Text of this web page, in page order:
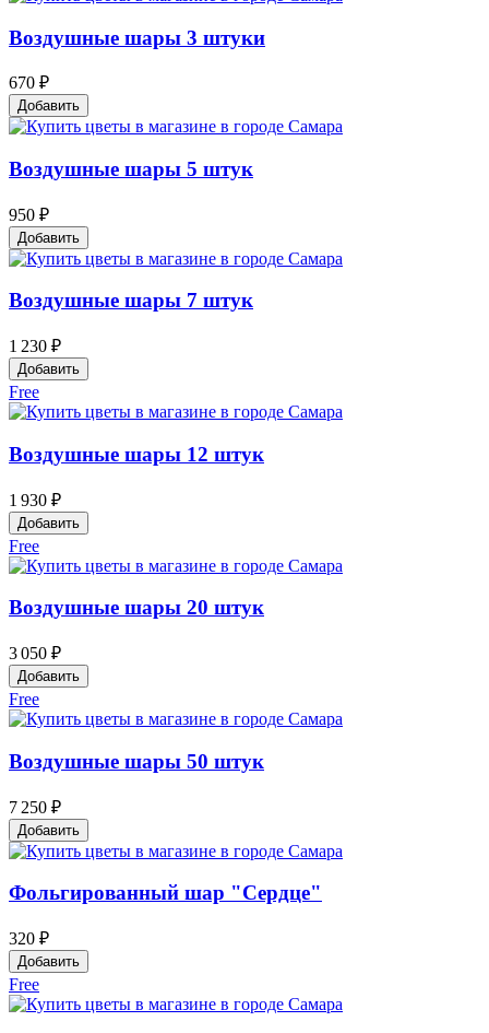
Воздушные шары 3 штуки
670 ₽
Добавить
Воздушные шары 5 штук
950 ₽
Добавить
Воздушные шары 7 штук
1 230 ₽
Добавить
Free
Воздушные шары 12 штук
1 930 ₽
Добавить
Free
Воздушные шары 20 штук
3 050 ₽
Добавить
Free
Воздушные шары 50 штук
7 250 ₽
Добавить
Фольгированный шар "Сердце"
320 ₽
Добавить
Free